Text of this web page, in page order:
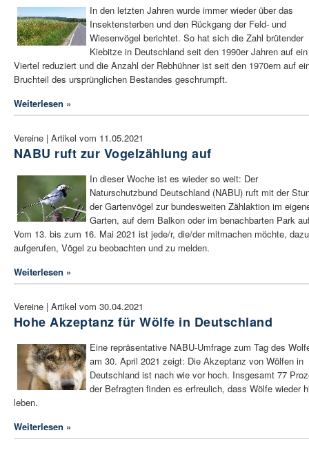
In den letzten Jahren wurde immer wieder über das
Insektensterben und den Rückgang der Feld- und
Wiesenvögel berichtet. So hat sich die Zahl brütender
Kiebitze in Deutschland seit den 1990er Jahren auf ein
Viertel reduziert und die Anzahl der Rebhühner ist seit den 1970ern auf
Bruchteil des ursprünglichen Bestandes geschrumpft.
Weiterlesen »
Vereine | Artikel vom 11.05.2021
NABU ruft zur Vogelzählung auf
In dieser Woche ist es wieder so weit: Der
Naturschutzbund Deutschland (NABU) ruft mit der
der Gartenvögel zur bundesweiten Zählaktion im
Garten, auf dem Balkon oder im benachbarten Park
Vom 13. bis zum 16. Mai 2021 ist jede/r, die/der mitmachen möchte, dazu
aufgerufen, Vögel zu beobachten und zu melden.
Weiterlesen »
Vereine | Artikel vom 30.04.2021
Hohe Akzeptanz für Wölfe in Deutschland
Eine repräsentative NABU-Umfrage zum Tag des
am 30. April 2021 zeigt: Die Akzeptanz von Wölfen in
Deutschland ist nach wie vor hoch. Insgesamt 77
der Befragten finden es erfreulich, dass Wölfe wieder
leben.
Weiterlesen »